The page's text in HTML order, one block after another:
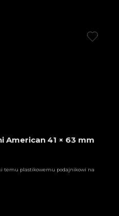
American 41 × 63 mm
temu plastikowemu podajnikowi na